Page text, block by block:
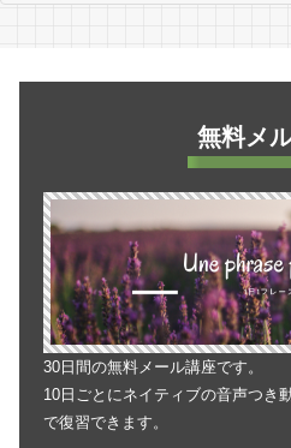
無料メ
30日間の無料メール講座です。
10日ごとにネイティブの音声つき
で復習できます。